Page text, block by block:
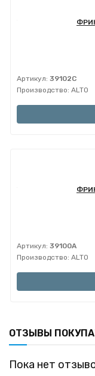
Артикул: 39102C
Производство: ALTO
Артикул: 39100A
Производство: ALTO
ОТЗЫВЫ
Пока нет